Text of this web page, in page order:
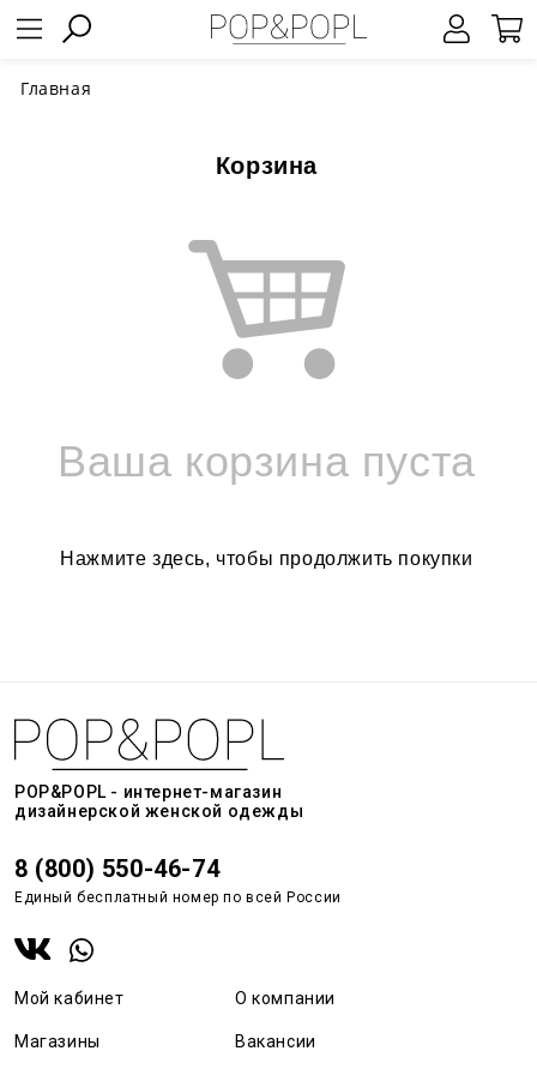
Главная
Корзина
Ваша корзина пуста
Нажмите здесь, чтобы продолжить покупки
POP&POPL - интернет-магазин
дизайнерской женской одежды
8 (800) 550-46-74
Единый бесплатный номер по всей России
Мой кабинет
Магазины
О компании
Вакансии